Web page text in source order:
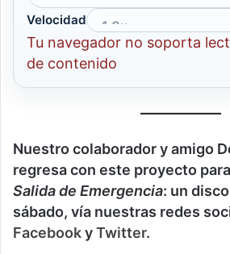
Velocidad
Tu navegador no soporta
de contenido
Nuestro colaborador y amigo
regresa con este proyecto
Salida de Emergencia: un
sábado, vía nuestras redes
FacebookyTwitter.